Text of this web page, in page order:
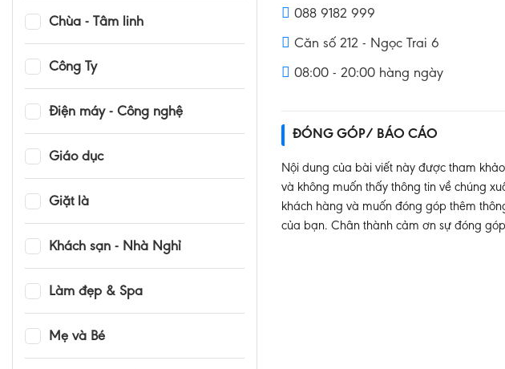
Chùa - Tâm linh
Công Ty
Điện máy - Công nghệ
Giáo dục
Giặt là
Khách sạn - Nhà Nghỉ
Làm đẹp & Spa
Mẹ và Bé
088 9182 999
Căn số 212 - Ngọc Trai 6
08:00 - 20:00 hàng ngày
ĐÓNG GÓP/ BÁO CÁO
Nội dung của bài viết này được tham
và không muốn thấy thông tin về chúng
khách hàng và muốn đóng góp thêm
của bạn. Chân thành cảm ơn sự đóng